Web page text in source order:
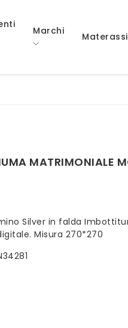
Marchi
Materassi
MATRIMONIALE
Silver in falda
Misura 270*270